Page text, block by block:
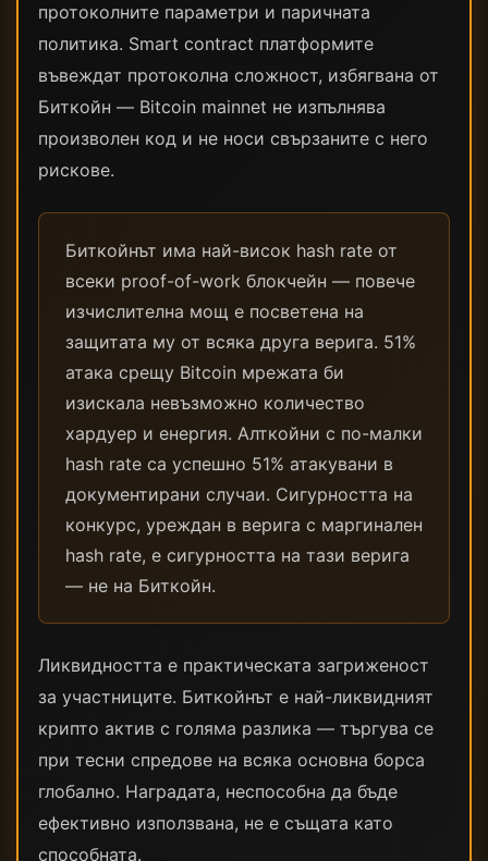
протоколните параметри и паричната
политика. Smart contract платформите
въвеждат протоколна сложност, избягвана от
Биткойн — Bitcoin mainnet не изпълнява
произволен код и не носи свързаните с него
рискове.
Биткойнът има най-висок hash rate от
всеки proof-of-work блокчейн — повече
изчислителна мощ е посветена на
защитата му от всяка друга верига. 51%
атака срещу Bitcoin мрежата би
изискала невъзможно количество
хардуер и енергия. Алткойни с по-малки
hash rate са успешно 51% атакувани в
документирани случаи. Сигурността на
конкурс, уреждан в верига с маргинален
hash rate, е сигурността на тази верига
— не на Биткойн.
Ликвидността е практическата загриженост
за участниците. Биткойнът е най-ликвидният
крипто актив с голяма разлика — търгува се
при тесни спредове на всяка основна борса
глобално. Наградата, неспособна да бъде
ефективно използвана, не е същата като
способната.